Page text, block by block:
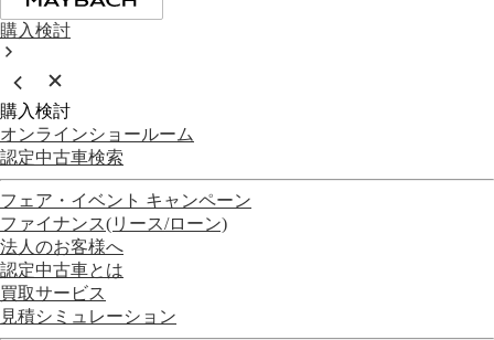
購入検討
購入検討
オンラインショールーム
認定中古車検索
フェア・イベント キャンペーン
ファイナンス(リース/ローン)
法人のお客様へ
認定中古車とは
買取サービス
見積シミュレーション